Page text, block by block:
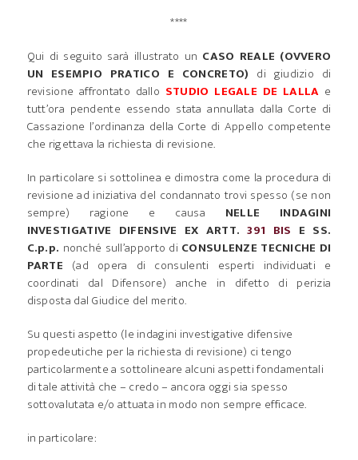
****
Qui di seguito sarà illustrato un CASO REALE (OVVERO
UN ESEMPIO PRATICO E CONCRETO) di giudizio di
revisione affrontato dallo STUDIO LEGALE DE LALLA e
tutt’ora pendente essendo stata annullata dalla Corte di
Cassazione l’ordinanza della Corte di Appello competente
che rigettava la richiesta di revisione.
In particolare si sottolinea e dimostra come la procedura di
revisione ad iniziativa del condannato trovi spesso (se non
sempre) ragione e causa NELLE INDAGINI
INVESTIGATIVE DIFENSIVE EX ARTT.391 BIS E SS.
C.p.p. nonché sull’apporto di CONSULENZE TECNICHE DI
PARTE (ad opera di consulenti esperti individuati e
coordinati dal Difensore) anche in difetto di perizia
disposta dal Giudice del merito.
Su questi aspetto (le indagini investigative difensive
propedeutiche per la richiesta di revisione) ci tengo
particolarmente a sottolineare alcuni aspetti fondamentali
di tale attività che – credo – ancora oggi sia spesso
sottovalutata e/o attuata in modo non sempre efficace.
in particolare: